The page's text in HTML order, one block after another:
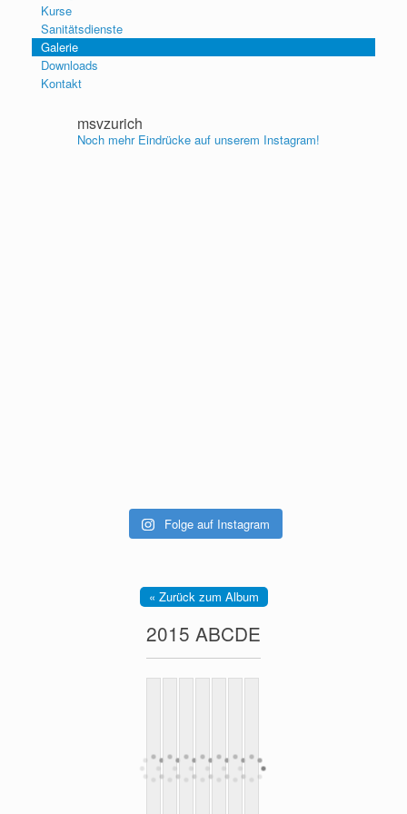
Kurse
Sanitätsdienste
Galerie
Downloads
Kontakt
msvzurich
Noch mehr Eindrücke auf unserem Instagram!
Folge auf Instagram
« Zurück zum Album
2015 ABCDE